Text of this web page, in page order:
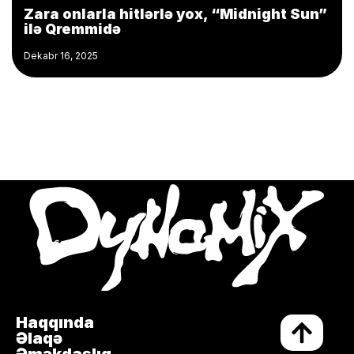
Zara onlarla hitlərlə yox, “Midnight Sun”
ilə Qremmidə
Dekabr 16, 2025
Haqqında
Əlaqə